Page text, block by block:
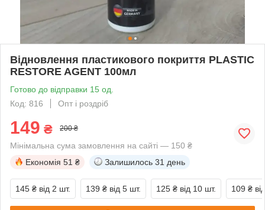
Відновлення пластикового покриття PLASTIC
RESTORE AGENT 100мл
Готово до відправки 15 од.
Код: 816
Опт і роздріб
149 ₴ 200 ₴
Мінімальна сума замовлення на сайті — 150 ₴
Економія 51 ₴ Залишилось 31 день
145 ₴ від 2 шт. 139 ₴ від 5 шт. 125 ₴ від 10 шт. 109 ₴